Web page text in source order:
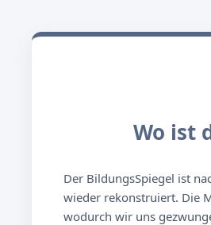
Wo ist
Der BildungsSpiegel ist
wieder rekonstruiert. Die
wodurch wir uns